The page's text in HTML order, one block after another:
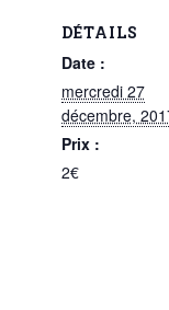
DÉTAILS
Date :
mercredi 27
décembre,
Prix :
2€